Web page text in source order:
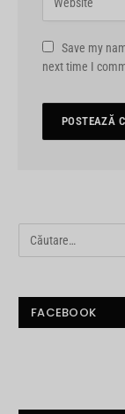
Save my
next time I
FACEBOOK